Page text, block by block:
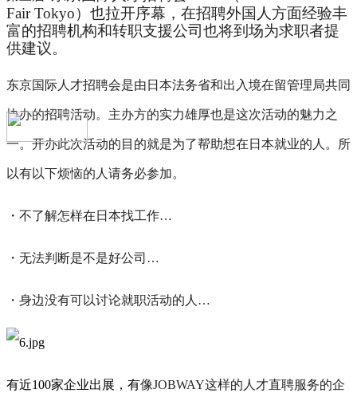
Fair Tokyo） 也拉开序幕， 在招聘外国人方面经验丰
富的招聘机构和转职支援公司也将到场为求职者提
供建议。
东京国际人才招聘会是由日本法务省和出入境在留管理局共同
协办的招聘活动。主办方的实力雄厚也是这次活动的魅力之
一。开办此次活动的目的就是为了帮助想在日本就业的人。 所
以有以下烦恼的人请务必参加。
・ 不了解怎样在日本找工作…
・ 无法判断是不是好公司…
・ 身边没有可以讨论就职活动的人…
有近100家企业出展，有像JOBWAY这样的人才直聘服务的企